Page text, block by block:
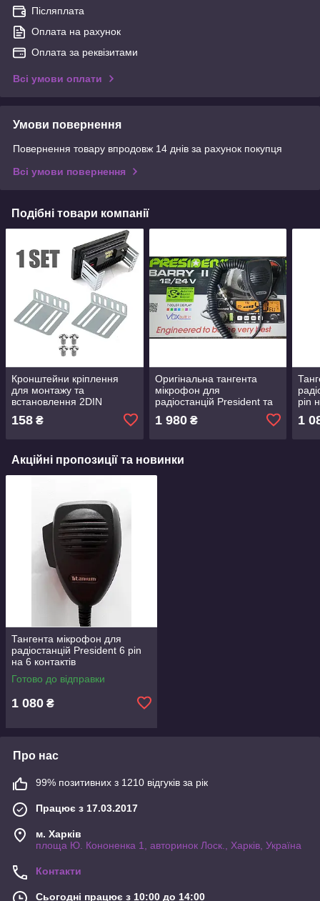
Післяплата
Оплата на рахунок
Оплата за реквізитами
Всі умови оплати
Умови повернення
Повернення товару впродовж 14 днів за рахунок покупця
Всі умови повернення
Подібні товари компанії
Кронштейни кріплення
для монтажу та
встановлення 2DIN
магнітоли автомагнітоли
Android Windows MP5
158 ₴
Оригінальна тангента
мікрофон для
радіостанцій President та
контактів 6 pin
1 980₴
pin
1
Акційні пропозиції та новинки
Тангента мікрофон для
радіостанцій President 6 pin
на 6 контактів
Готово до відправки
1 080 ₴
Про нас
99% позитивних з 1210 відгуків за рік
Працює з 17.03.2017
м. Харків
площа Ю. Кононенка 1, авторинок Лоск., Харків, Україна
Контакти
Сьогодні працює з 10:00 до 14:00